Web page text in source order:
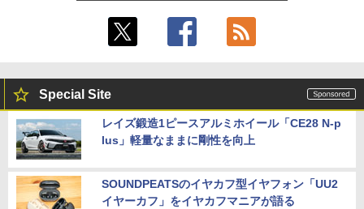
Special Site
レイズ鍛造1ピースアルミホイール「CE28 N-p
lus」軽量なままに剛性を向上
SOUNDPEATSのイヤカフ型イヤフォン「UU2
イヤーカフ」をイヤカフマニアが語る